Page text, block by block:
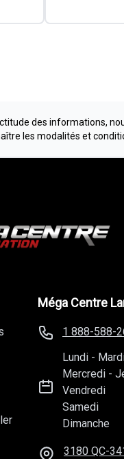
des informations,
les modalités et
Méga Centre
1 888-588-
Lundi -
Mercredi -
Vendredi
Samedi
Dimanche
3180 QC-